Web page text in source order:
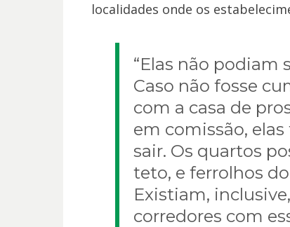
localidades onde os
“Elas não podiam
Caso não fosse
com a casa de
em comissão,
sair. Os quartos
teto, e ferrolhos
Existiam,
corredores com